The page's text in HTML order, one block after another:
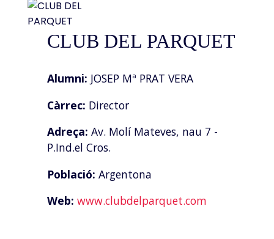
CLUB DEL PARQUET
Alumni: JOSEP Mª PRAT VERA
Càrrec: Director
Adreça: Av. Molí Mateves, nau 7 -
P.Ind.el Cros.
Població: Argentona
Web: www.clubdelparquet.com